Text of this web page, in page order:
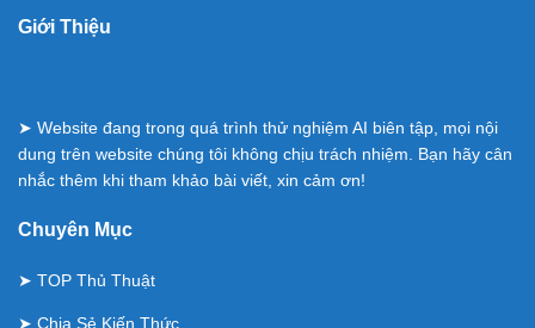
Giới Thiệu
➤ Website đang trong quá trình thử nghiệm AI biên tập, mọi nội
dung trên website chúng tôi không chịu trách nhiệm. Bạn hãy cân
nhắc thêm khi tham khảo bài viết, xin cảm ơn!
Chuyên Mục
➤ TOP Thủ Thuật
➤ Chia Sẻ Kiến Thức